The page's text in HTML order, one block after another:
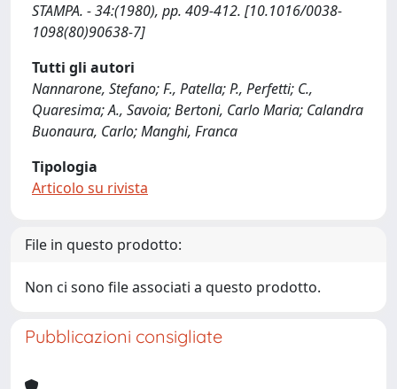
STAMPA. - 34:(1980), pp. 409-412. [10.1016/0038-
1098(80)90638-7]
Tutti gli autori
Nannarone, Stefano; F., Patella; P., Perfetti; C.,
Quaresima; A., Savoia; Bertoni, Carlo Maria; Calandra
Buonaura, Carlo; Manghi, Franca
Tipologia
Articolo su rivista
File in questo prodotto:
Non ci sono file associati a questo prodotto.
Pubblicazioni consigliate